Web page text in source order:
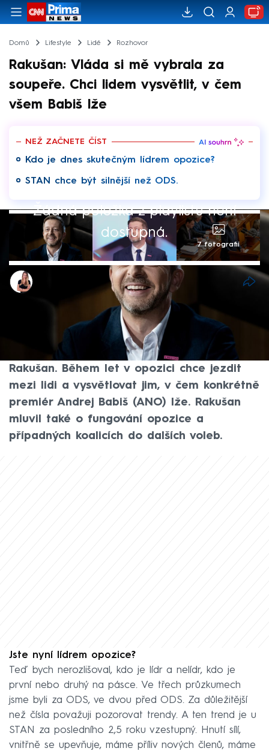
Domů Lifestyle Lidé Rozhovor
Rakušan: Vláda si mě vybrala za
soupeře. Chci lidem vysvětlit, v čem
všem Babiš lže
NEŽ ZAČNETE ČÍST
Kdo je dnes skutečným lídrem opozice?
STAN chce být silnější než ODS.
Žádná položka z playlistu není
dostupná.
7 fotografií
Barbora Zykmundová
12. kvě 2026, 08:21
Nic z toho, co Babišova vláda lidem slíbila,
nedoručila. V rozhovoru pro CNN Prima
NEWS to tvrdí předseda opoziční STAN Vít
Rakušan. Během let v opozici chce jezdit
mezi lidi a vysvětlovat jim, v čem konkrétně
premiér Andrej Babiš (ANO) lže. Rakušan
mluvil také o fungování opozice a
případných koalicích do dalších voleb.
Jste nyní lídrem opozice?
Teď bych nerozlišoval, kdo je lídr a nelídr, kdo je
první nebo druhý na pásce. Ve třech průzkumech
jsme byli za ODS, ve dvou před ODS. Za důležitější
než čísla považuji pozorovat trendy. A ten trend je u
STAN za posledního 2,5 roku vzestupný. Hnutí sílí,
vnitřně se upevňuje, máme příliv nových členů, máme